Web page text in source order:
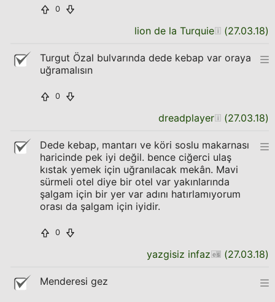
0
lion de la Turquie (27.03.18)
Turgut Özal bulvarında dede kebap var oraya
uğramalısın
0
dreadplayer (27.03.18)
Dede kebap, mantarı ve köri soslu makarnası
haricinde pek iyi değil. bence ciğerci ulaş
kıstak yemek için uğranılacak mekân. Mavi
sürmeli otel diye bir otel var yakınlarında
şalgam için bir yer var adını hatırlamıyorum
orası da şalgam için iyidir.
0
yazgisiz infaz (27.03.18)
Menderesi gez